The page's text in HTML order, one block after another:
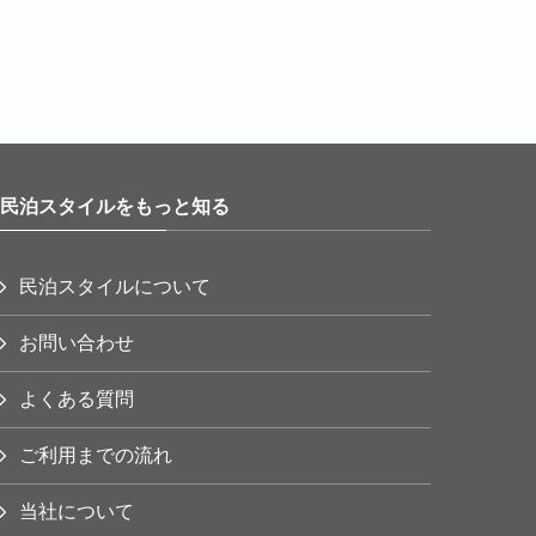
民泊スタイルをもっと知る
民泊スタイルについて
お問い合わせ
よくある質問
ご利用までの流れ
当社について